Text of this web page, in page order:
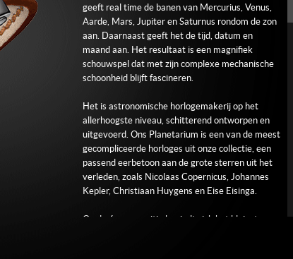
geeft real time de banen van Mercurius, Venus,
Aarde, Mars, Jupiter en Saturnus rondom de zon
aan. Daarnaast geeft het de tijd, datum en
maand aan. Het resultaat is een magnifiek
schouwspel dat met zijn complexe mechanische
schoonheid blijft fascineren.
Het is astronomische horlogemakerij op het
allerhoogste niveau, schitterend ontworpen en
uitgevoerd. Ons Planetarium is een van de meest
gecompliceerde horloges uit onze collectie, een
passend eerbetoon aan de grote sterren uit het
verleden, zoals Nicolaas Copernicus, Johannes
Kepler, Christiaan Huygens en Eise Eisinga.
Op de 6 uurs positie bevindt zich het kleinste